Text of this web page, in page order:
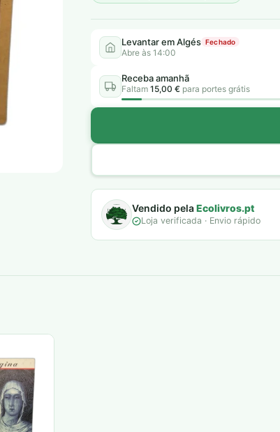
Levantar em Algés Fechado
Abre às 14:00
Receba amanhã
Faltam 15,00 € para portes grátis
Vendido pelaEcolivros.pt
Loja verificada · Envio rápido